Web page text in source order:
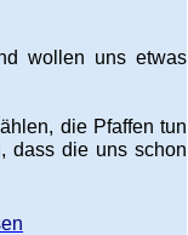
wollen uns etwas
die Pfaffen tun
dass die uns schon